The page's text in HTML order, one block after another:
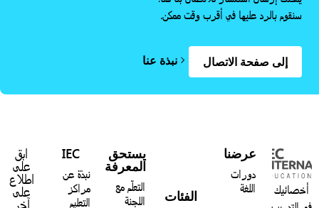
سنقوم بالرد عليها في أقرب وقت ممكن.
إلى صفحة الاتصال نبذة عنا
عرضنا
دورات
اللغة
الفئات
يستحق
المعرفة
التعلّم مع
اللجنة
IEC
نبذة عن
مراكز
التعليم
ابق
على
اطلاع
على